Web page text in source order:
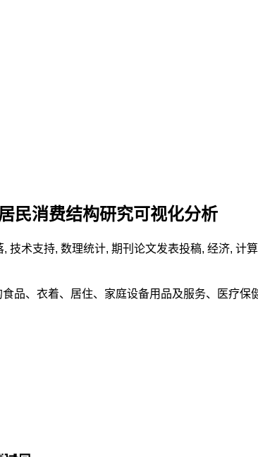
民消费结构研究可视化分析
, 技术支持, 数理统计, 期刊论文发表投稿, 经济, 计
品、衣着、居住、家庭设备用品及服务、医疗